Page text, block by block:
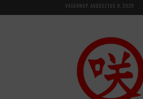
to
VASÁRNAP, AUGUSZTUS 9, 2026